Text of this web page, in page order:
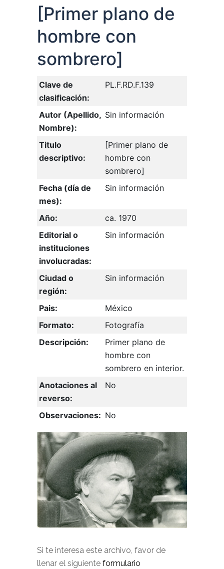
[Primer plano de
hombre con
sombrero]
Clave de
clasificación:
PL.F.RD.F.139
Autor (Apellido,
Nombre):
Sin información
Titulo
descriptivo:
[Primer plano de
hombre con
sombrero]
Fecha (día de
mes):
Sin información
Año:
ca. 1970
Editorial o
instituciones
involucradas:
Sin información
Ciudad o
región:
Sin información
Pais:
México
Formato:
Fotografía
Descripción:
Primer plano de
hombre con
sombrero en interior.
Anotaciones al
reverso:
No
Observaciones: No
Si te interesa este archivo, favor de
llenar el siguiente formulario